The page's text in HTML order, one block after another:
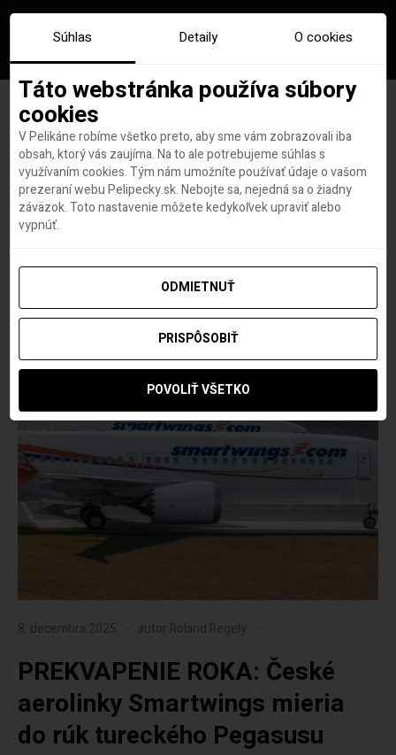
Značka:smartwings
8. decembra 2025 autor Roland Regely
PREKVAPENIE ROKA: České
aerolinky Smartwings mieria
do rúk tureckého Pegasusu
Súhlas Detaily O cookies
Táto webstránka používa súbory
cookies
V Pelikáne robíme všetko preto, aby sme vám zobrazovali iba
obsah, ktorý vás zaujíma. Na to ale potrebujeme súhlas s
využívaním cookies. Tým nám umožníte používať údaje o vašom
prezeraní webu Pelipecky.sk. Nebojte sa, nejedná sa o žiadny
záväzok. Toto nastavenie môžete kedykoľvek upraviť alebo
vypnúť.
ODMIETNUŤ
PRISPÔSOBIŤ
POVOLIŤ VŠETKO